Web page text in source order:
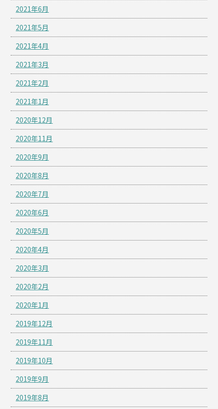
2021年6月
2021年5月
2021年4月
2021年3月
2021年2月
2021年1月
2020年12月
2020年11月
2020年9月
2020年8月
2020年7月
2020年6月
2020年5月
2020年4月
2020年3月
2020年2月
2020年1月
2019年12月
2019年11月
2019年10月
2019年9月
2019年8月